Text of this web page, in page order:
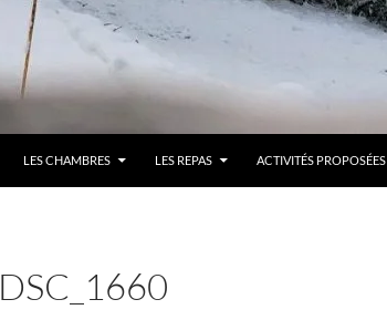
LES CHAMBRES LES REPAS ACTIVITÉS PROPOSÉES
DSC_1660